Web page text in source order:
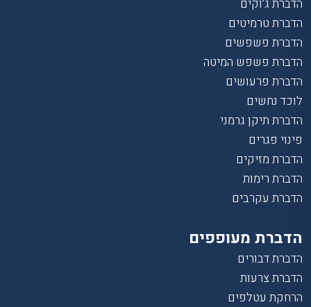
הדברת ג’וקים
הדברת טרמיטים
הדברת פשפשים
הדברת פשפש המיטה
הדברת פרעושים
לוכד נחשים
הדברת תיקן גרמני
פינוי פגרים
הדברת מזיקים
הדברת רימות
הדברת עקרבים
הדברת מעופפים
הדברת דבורים
הדברת צרעות
הרחקת עטלפים